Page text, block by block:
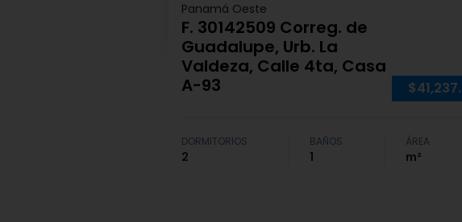
Panamá Oeste
F. 30142509 Correg. de
Guadalupe, Urb. La
Valdeza, Calle 4ta, Casa
A-93
DORMITORIOS
2
BAÑOS
1
ÁREA
m²